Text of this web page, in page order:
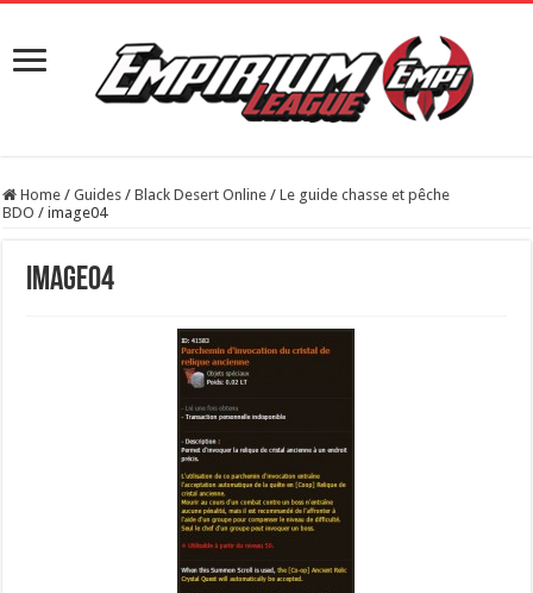
Home / Guides / Black Desert Online / Le guide chasse et pêche
BDO / image04
image04